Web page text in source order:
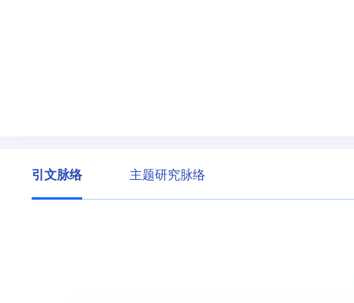
引文脉络 主题研究脉络